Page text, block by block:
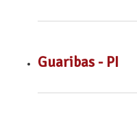
Guaribas - PI